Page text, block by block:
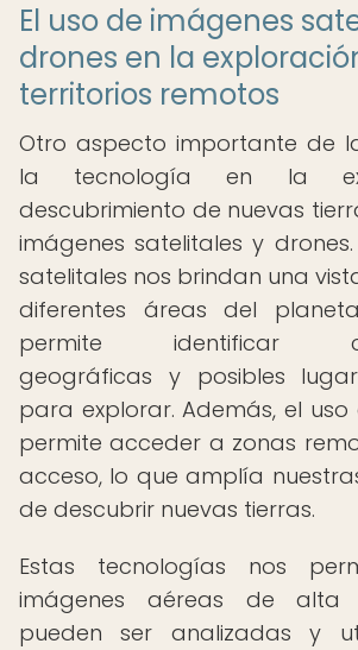
El uso de imágenes
drones en la
territorios remotos
Otro aspecto importante de
la tecnología en la
descubrimiento de nuevas
imágenes satelitales y
satelitales nos brindan una
diferentes áreas del
permite identificar
geográficas y posibles
para explorar. Además, el
permite acceder a zonas
acceso, lo que amplía
de descubrir nuevas tierras.
Estas tecnologías nos
imágenes aéreas de alta
pueden ser analizadas y